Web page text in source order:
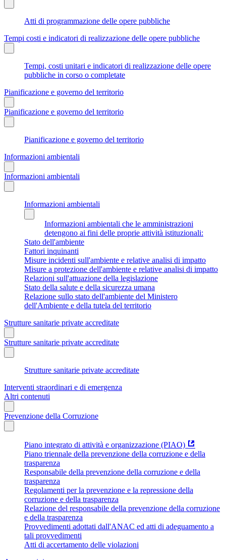
Atti di programmazione delle opere pubbliche
Tempi costi e indicatori di realizzazione delle opere pubbliche
Tempi, costi unitari e indicatori di realizzazione delle opere
pubbliche in corso o completate
Pianificazione e governo del territorio
Pianificazione e governo del territorio
Pianificazione e governo del territorio
Informazioni ambientali
Informazioni ambientali
Informazioni ambientali
Informazioni ambientali che le amministrazioni
detengono ai fini delle proprie attività istituzionali:
Stato dell'ambiente
Fattori inquinanti
Misure incidenti sull'ambiente e relative analisi di impatto
Misure a protezione dell'ambiente e relative analisi di impatto
Relazioni sull'attuazione della legislazione
Stato della salute e della sicurezza umana
Relazione sullo stato dell'ambiente del Ministero
dell'Ambiente e della tutela del territorio
Strutture sanitarie private accreditate
Strutture sanitarie private accreditate
Strutture sanitarie private accreditate
Interventi straordinari e di emergenza
Altri contenuti
Prevenzione della Corruzione
Piano integrato di attività e organizzazione (PIAO)
Piano triennale della prevenzione della corruzione e della
trasparenza
Responsabile della prevenzione della corruzione e della
trasparenza
Regolamenti per la prevenzione e la repressione della
corruzione e della trasparenza
Relazione del responsabile della prevenzione della corruzione
e della trasparenza
Provvedimenti adottati dall'ANAC ed atti di adeguamento a
tali provvedimenti
Atti di accertamento delle violazioni